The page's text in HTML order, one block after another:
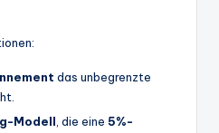
das unbegrenzte
Modell, die eine 5%-